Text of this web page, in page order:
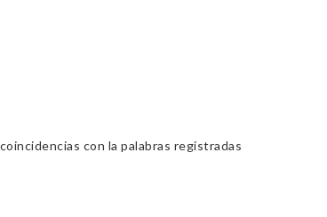
con la palabras registradas